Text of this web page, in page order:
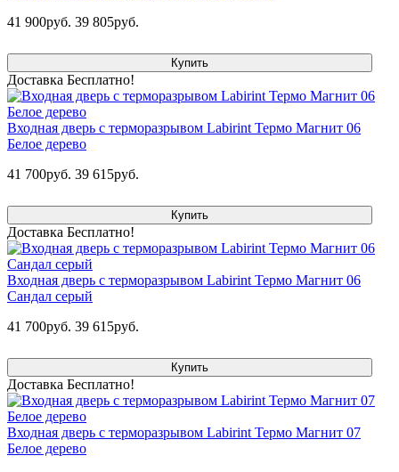
41 900руб. 39 805руб.
Купить
Доставка Бесплатно!
Входная дверь с терморазрывом Labirint Термо Магнит 06
Белое дерево
41 700руб. 39 615руб.
Купить
Доставка Бесплатно!
Входная дверь с терморазрывом Labirint Термо Магнит 06
Сандал серый
41 700руб. 39 615руб.
Купить
Доставка Бесплатно!
Входная дверь с терморазрывом Labirint Термо Магнит 07
Белое дерево